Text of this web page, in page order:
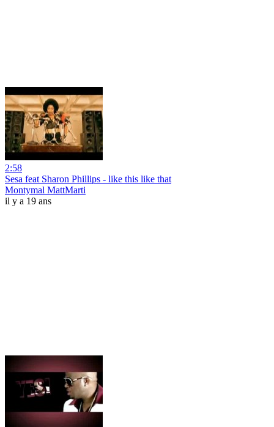
2:58
Sesa feat Sharon Phillips - like this like that
Montymal MattMarti
il y a 19 ans